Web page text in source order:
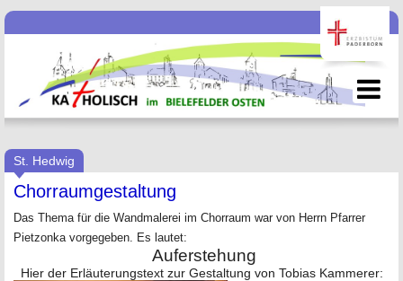
St. Hedwig
Chorraumgestaltung
Das Thema für die Wandmalerei im Chorraum war von Herrn Pfarrer
Pietzonka vorgegeben. Es lautet:
Auferstehung
Hier der Erläuterungstext zur Gestaltung von Tobias Kammerer: